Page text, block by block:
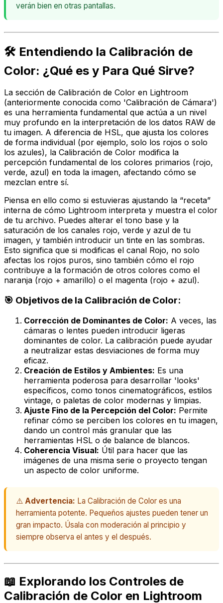
verán bien en otras pantallas.
🛠️ Entendiendo la Calibración de
Color: ¿Qué es y Para Qué Sirve?
La sección de Calibración de Color en Lightroom
(anteriormente conocida como 'Calibración de Cámara')
es una herramienta fundamental que actúa a un nivel
muy profundo en la interpretación de los datos RAW de
tu imagen. A diferencia de HSL, que ajusta los colores
de forma individual (por ejemplo, solo los rojos o solo
los azules), la Calibración de Color modifica la
percepción fundamental de los colores primarios (rojo,
verde, azul) en toda la imagen, afectando cómo se
mezclan entre sí.
Piensa en ello como si estuvieras ajustando la “receta”
interna de cómo Lightroom interpreta y muestra el color
de tu archivo. Puedes alterar el tono base y la
saturación de los canales rojo, verde y azul de tu
imagen, y también introducir un tinte en las sombras.
Esto significa que si modificas el canal Rojo, no solo
afectas los rojos puros, sino también cómo el rojo
contribuye a la formación de otros colores como el
naranja (rojo + amarillo) o el magenta (rojo + azul).
🎯 Objetivos de la Calibración de Color:
Corrección de Dominantes de Color: A veces, las
cámaras o lentes pueden introducir ligeras
dominantes de color. La calibración puede ayudar
a neutralizar estas desviaciones de forma muy
eficaz.
Creación de Estilos y Ambientes: Es una
herramienta poderosa para desarrollar 'looks'
específicos, como tonos cinematográficos, estilos
vintage, o paletas de color modernas y limpias.
Ajuste Fino de la Percepción del Color: Permite
refinar cómo se perciben los colores en tu imagen,
dando un control más granular que las
herramientas HSL o de balance de blancos.
Coherencia Visual: Útil para hacer que las
imágenes de una misma serie o proyecto tengan
un aspecto de color uniforme.
⚠️ Advertencia: La Calibración de Color es una
herramienta potente. Pequeños ajustes pueden tener un
gran impacto. Úsala con moderación al principio y
siempre observa el antes y el después.
📖 Explorando los Controles de
Calibración de Color en Lightroom